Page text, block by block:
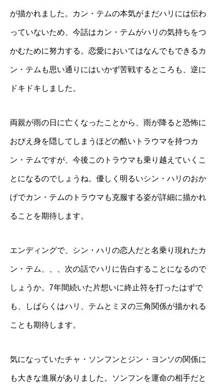
が描かれました。カン・テムの本気がまだハリには伝わ
っていないため、今話はカン・テムがハリの気持ちをつ
かむために努力する。恋愛においてはなんでもできるカ
ン・テムも思い通りにはいかず苦戦するところも、逆に
ドキドキしました。
両親が雨の日に亡くなったことから、雨が降ると恐怖に
おびえ身を隠してしまうほどの酷いトラウマを持つカ
ン・テムですが、今後このトラウマも乗り越えていくこ
とになるのでしょうね。優しく明るいシン・ハリのおか
げでカン・テムのトラウマも克服する姿が詳細に描かれ
ることを期待します。
エンディングで、シン・ハリの恋人だと名乗り現れたカ
ン・テム、、、次の話でハリに告白することになるので
しょうか。7年間続いた片想いに終止符を打ったはずで
も、しばらくはハリ、テムとミヌの三角関係が描かれる
ことも期待します。
気になっていたチャ・ソンフンとジン・ヨンソの関係に
も大きな進展がありました。ソンフンを運命の相手だと